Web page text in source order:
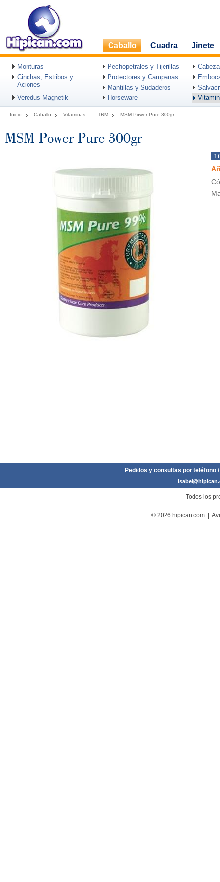
Caballo Cuadra Jinete
Monturas Pechopetrales y Tijerillas
Cinchas, Estribos y
Aciones
Protectores y Campanas
Mantillas y Sudaderos
Veredus Magnetik
Horseware
Inicio Caballo Vitaminas TRM MSM Power Pure 300gr
MSM Power Pure 300gr
Pedidos y consultas por teléfono
Todos los
© 2026 hipican.com |